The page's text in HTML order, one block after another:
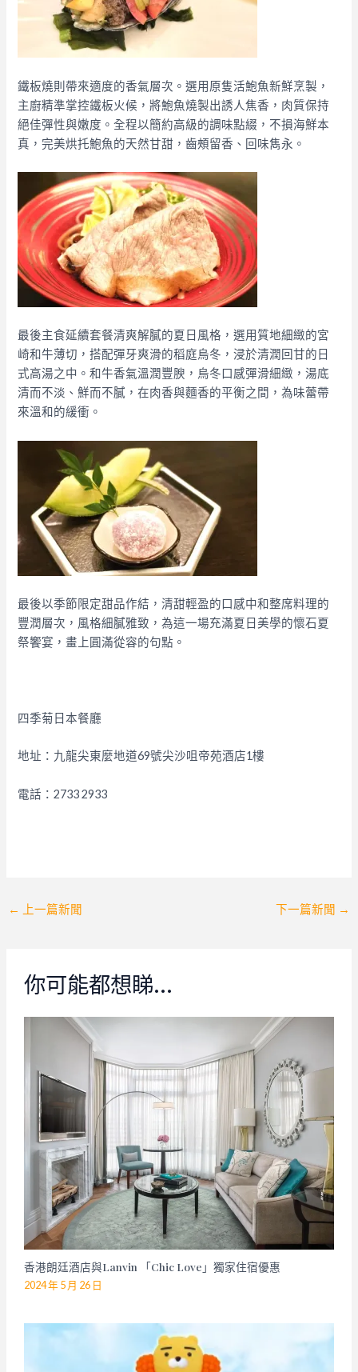
鐵板燒則帶來適度的香氣層次。選用原隻活鮑魚新鮮烹製，
主廚精準掌控鐵板火候，將鮑魚燒製出誘人焦香，肉質保持
絕佳彈性與嫩度。全程以簡約高級的調味點綴，不損海鮮本
真，完美烘托鮑魚的天然甘甜，齒頰留香、回味雋永。
最後主食延續套餐清爽解膩的夏日風格，選用質地細緻的宮
崎和牛薄切，搭配彈牙爽滑的稻庭烏冬，浸於清潤回甘的日
式高湯之中。和牛香氣溫潤豐腴，烏冬口感彈滑細緻，湯底
清而不淡、鮮而不膩，在肉香與麵香的平衡之間，為味蕾帶
來溫和的緩衝。
最後以季節限定甜品作結，清甜輕盈的口感中和整席料理的
豐潤層次，風格細膩雅致，為這一場充滿夏日美學的懷石夏
祭饗宴，畫上圓滿從容的句點。
四季菊日本餐廳
地址：九龍尖東麼地道69號尖沙咀帝苑酒店1樓
電話：2733 2933
Post
← 上一篇新聞 下一篇新聞 →
你可能都想睇…
香港朗廷酒店與Lanvin 「Chic Love」獨家住宿優惠
2024 年 5 月 26 日